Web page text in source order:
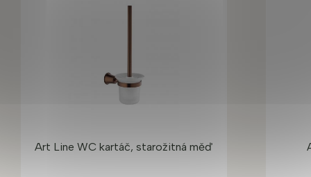
Art Line WC kartáč, starožitná měď